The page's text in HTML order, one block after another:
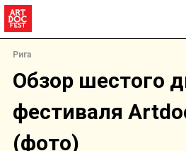
Рига
Обзор шестого
фестиваля
(фото)